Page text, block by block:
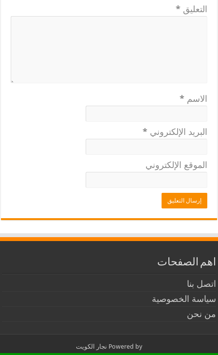
التعليق *
الاسم *
البريد الإلكتروني *
الموقع الإلكتروني
اهم الصفحات
اتصل بنا
سياسة الخصوصية
من نحن
Powered by نجار الكويت